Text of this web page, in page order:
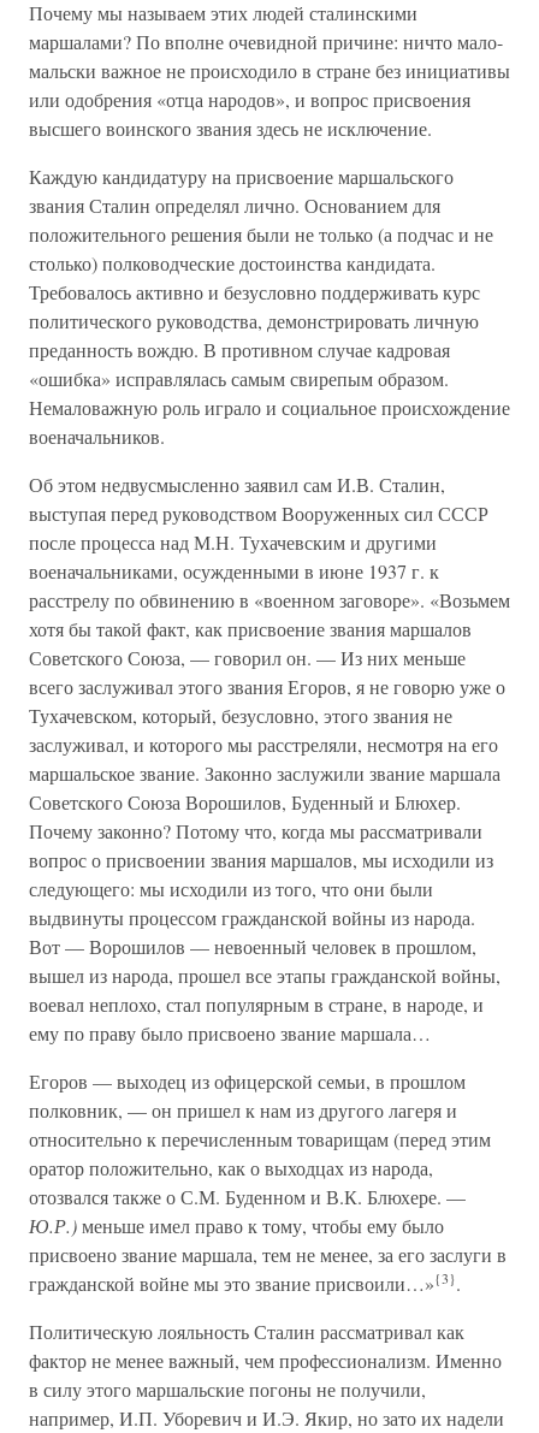
Почему мы называем этих людей сталинскими
маршалами? По вполне очевидной причине: ничто мало-
мальски важное не происходило в стране без инициативы
или одобрения «отца народов», и вопрос присвоения
высшего воинского звания здесь не исключение.
Каждую кандидатуру на присвоение маршальского
звания Сталин определял лично. Основанием для
положительного решения были не только (а подчас и не
столько) полководческие достоинства кандидата.
Требовалось активно и безусловно поддерживать курс
политического руководства, демонстрировать личную
преданность вождю. В противном случае кадровая
«ошибка» исправлялась самым свирепым образом.
Немаловажную роль играло и социальное происхождение
военачальников.
Об этом недвусмысленно заявил сам И.В. Сталин,
выступая перед руководством Вооруженных сил СССР
после процесса над М.Н. Тухачевским и другими
военачальниками, осужденными в июне 1937 г. к
расстрелу по обвинению в «военном заговоре». «Возьмем
хотя бы такой факт, как присвоение звания маршалов
Советского Союза, — говорил он. — Из них меньше
всего заслуживал этого звания Егоров, я не говорю уже о
Тухачевском, который, безусловно, этого звания не
заслуживал, и которого мы расстреляли, несмотря на его
маршальское звание. Законно заслужили звание маршала
Советского Союза Ворошилов, Буденный и Блюхер.
Почему законно? Потому что, когда мы рассматривали
вопрос о присвоении звания маршалов, мы исходили из
следующего: мы исходили из того, что они были
выдвинуты процессом гражданской войны из народа.
Вот — Ворошилов — невоенный человек в прошлом,
вышел из народа, прошел все этапы гражданской войны,
воевал неплохо, стал популярным в стране, в народе, и
ему по праву было присвоено звание маршала…
Егоров — выходец из офицерской семьи, в прошлом
полковник, — он пришел к нам из другого лагеря и
относительно к перечисленным товарищам (перед этим
оратор положительно, как о выходцах из народа,
отозвался также о С.М. Буденном и В.К. Блюхере. —
Ю.Р.)меньше имел право к тому, чтобы ему было
присвоено звание маршала, тем не менее, за его заслуги в
гражданской войне мы это звание присвоили…»{3}.
Политическую лояльность Сталин рассматривал как
фактор не менее важный, чем профессионализм. Именно
в силу этого маршальские погоны не получили,
например, И.П. Уборевич и И.Э. Якир, но зато их надели